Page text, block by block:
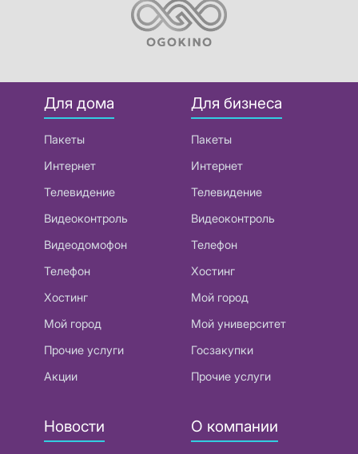
Для дома
Пакеты
Интернет
Телевидение
Видеоконтроль
Видеодомофон
Телефон
Хостинг
Мой город
Прочие услуги
Акции
Для бизнеса
Пакеты
Интернет
Телевидение
Видеоконтроль
Телефон
Хостинг
Мой город
Мой университет
Госзакупки
Прочие услуги
Новости О компании